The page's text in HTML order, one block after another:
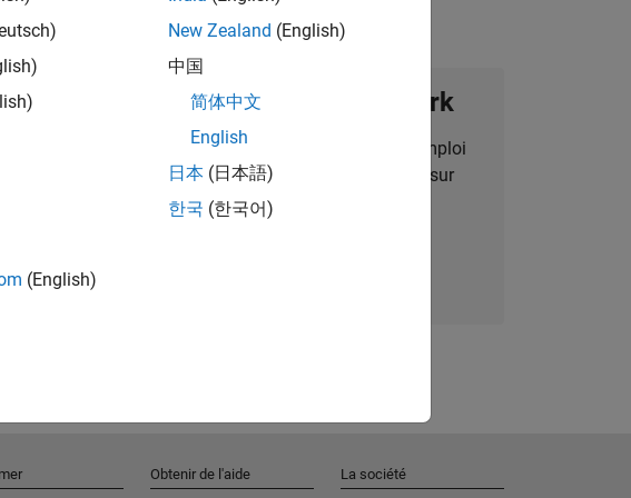
Rejoignez notre Talent Network
Recevez des alertes pour des opportunités d'emploi
personnalisées, des articles et des actualités sur
l'entreprise.
(English)
New Zealand (English)
中国
简体中文
English
日本 (日本語)
한국 (한국어)
Obtenir de l'aide La société